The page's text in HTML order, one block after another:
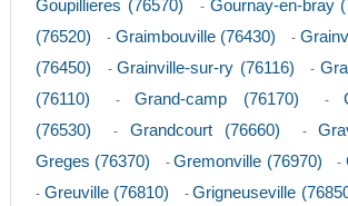
Goupillieres (76570) - Gournay-en-bray
(76520)
- Graimbouville (76430) -
(76450)
-Grainville-sur-ry (76116) -
(76110)
-Grand-camp (76170) -
(76530)
- Grandcourt (76660) -
Greges (76370) -Gremonville (76970) -
- Greuville (76810) -Grigneuseville